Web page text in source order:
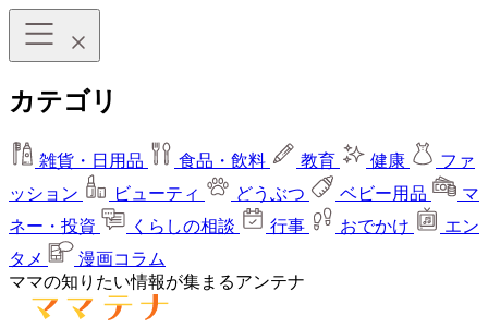
カテゴリ
雑貨・日用品 食品・飲料 教育 健康
ファ
ッション
ビューティ どうぶつ ベビー用品
マ
ネー・投資
くらしの相談 行事 おでかけ
エン
タメ
漫画コラム
ママの知りたい情報が集まるアンテナ